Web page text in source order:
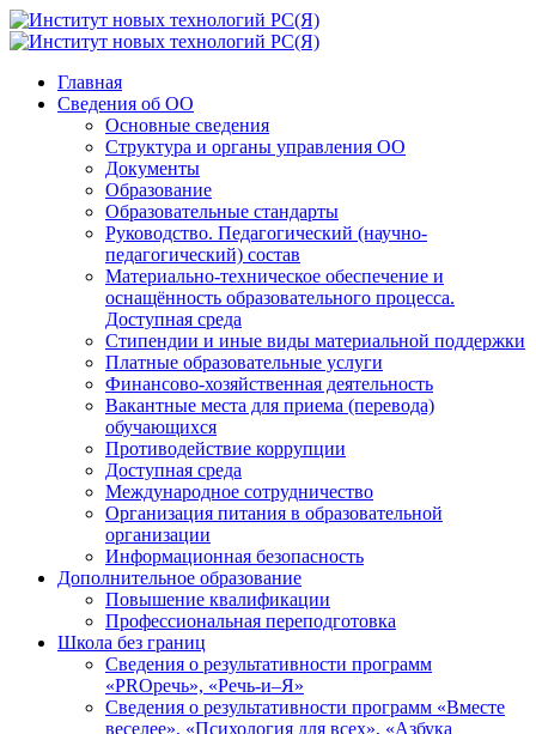
Главная
Сведения об ОО
Основные сведения
Структура и органы управления ОО
Документы
Образование
Образовательные стандарты
Руководство. Педагогический (научно-
педагогический) состав
Материально-техническое обеспечение и
оснащённость образовательного процесса.
Доступная среда
Стипендии и иные виды материальной поддержки
Платные образовательные услуги
Финансово-хозяйственная деятельность
Вакантные места для приема (перевода)
обучающихся
Противодействие коррупции
Доступная среда
Международное сотрудничество
Организация питания в образовательной
организации
Информационная безопасность
Дополнительное образование
Повышение квалификации
Профессиональная переподготовка
Школа без границ
Сведения о результативности программ
«PROречь», «Речь-и–Я»
Сведения о результативности программ «Вместе
веселее», «Психология для всех», «Азбука